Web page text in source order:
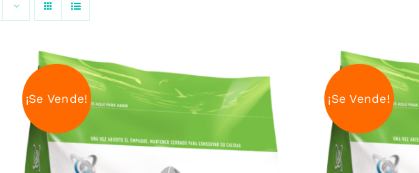
¡Se Vende! ¡Se Vende!